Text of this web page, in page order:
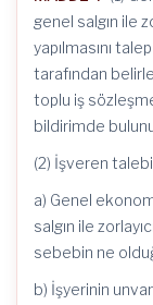
genel salgın ile
yapılmasını
tarafından
toplu iş
bildirimde
(2) İşveren
a) Genel
salgın ile
sebebin ne
b) İşyerinin